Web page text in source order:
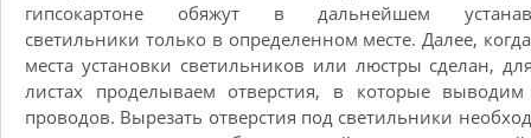
гипсокартоне обяжут в дальнейшем
светильники только в определенном месте. Далее,
места установки светильников или люстры сделан,
листах проделываем отверстия, в которые
проводов. Вырезать отверстия под светильники